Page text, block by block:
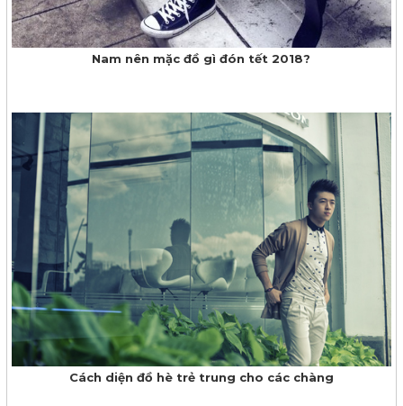
Nam nên mặc đồ gì đón tết 2018?
Cách diện đồ hè trẻ trung cho các chàng